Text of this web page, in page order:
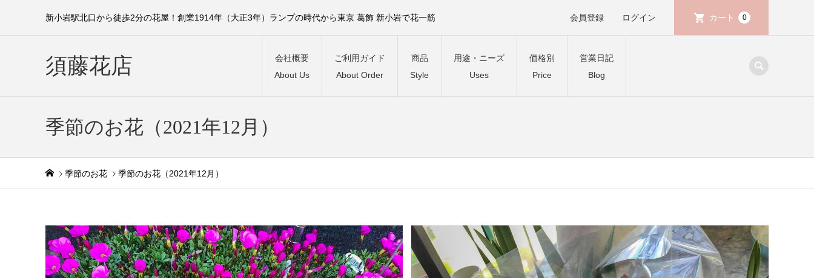
新小岩駅北口から徒歩2分の花屋！創業1914年（大正3年）ランプの時代から東京 葛飾 新小岩で花一筋 会員登録 ログイン カート 0
須藤花店
会社概要
About Us
ご利用ガイド
About Order
商品
Style
用途・ニーズ
Uses
価格別
Price
営業日記
Blog
季節のお花（2021年12月）
季節のお花 季節のお花（2021年12月）